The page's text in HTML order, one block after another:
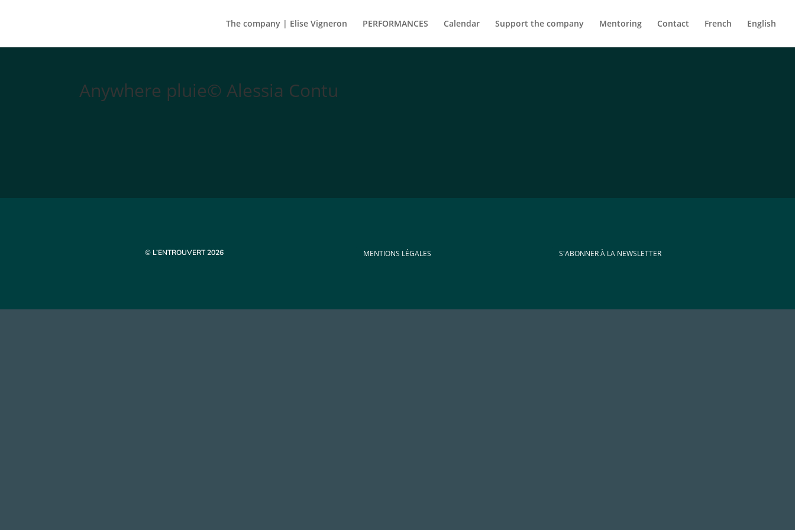
The company | Elise Vigneron PERFORMANCES Calendar Support the company Mentoring Contact French English
Anywhere pluie© Alessia Contu
© L’ENTROUVERT 2026 MENTIONS LÉGALES S'ABONNER À LA NEWSLETTER